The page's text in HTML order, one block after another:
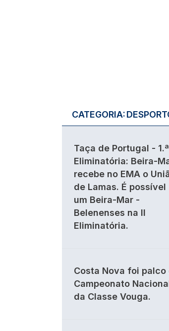
CATEGORIA:
Taça de Portugal - 1.ª
Eliminatória: Beira-
recebe no EMA o
de Lamas. É possível
um Beira-Mar -
Belenenses na II
Eliminatória.
Costa Nova foi palco
Campeonato
da Classe Vouga.